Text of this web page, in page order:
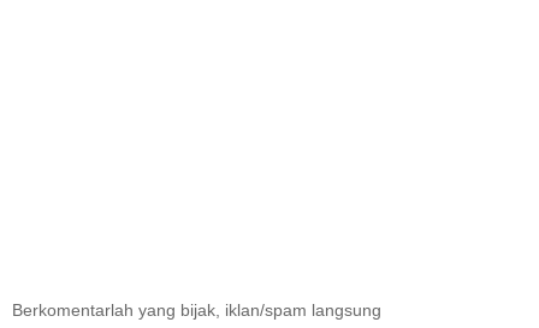
Berkomentarlah yang bijak, iklan/spam langsung